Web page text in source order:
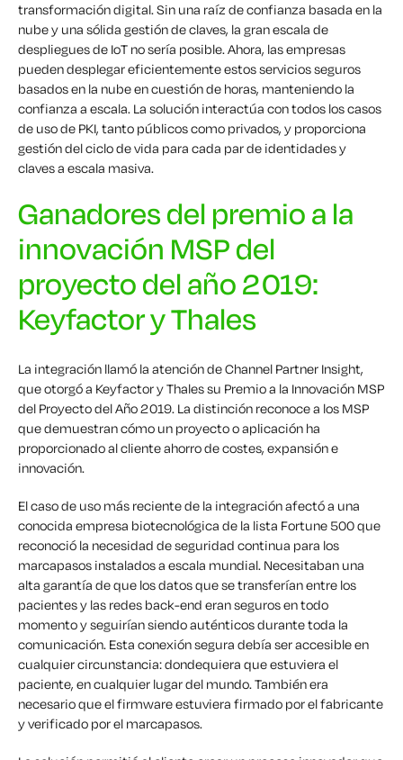
transformación digital. Sin una raíz de confianza basada en la
nube y una sólida gestión de claves, la gran escala de
despliegues de IoT no sería posible. Ahora, las empresas
pueden desplegar eficientemente estos servicios seguros
basados en la nube en cuestión de horas, manteniendo la
confianza a escala. La solución interactúa con todos los casos
de uso de PKI, tanto públicos como privados, y proporciona
gestión del ciclo de vida para cada par de identidades y
claves a escala masiva.
Ganadores del premio a la
innovación MSP del
proyecto del año 2019:
Keyfactor y Thales
La integración llamó la atención de Channel Partner Insight,
que otorgó a Keyfactor y Thales su Premio a la Innovación MSP
del Proyecto del Año 2019. La distinción reconoce a los MSP
que demuestran cómo un proyecto o aplicación ha
proporcionado al cliente ahorro de costes, expansión e
innovación.
El caso de uso más reciente de la integración afectó a una
conocida empresa biotecnológica de la lista Fortune 500 que
reconoció la necesidad de seguridad continua para los
marcapasos instalados a escala mundial. Necesitaban una
alta garantía de que los datos que se transferían entre los
pacientes y las redes back-end eran seguros en todo
momento y seguirían siendo auténticos durante toda la
comunicación. Esta conexión segura debía ser accesible en
cualquier circunstancia: dondequiera que estuviera el
paciente, en cualquier lugar del mundo. También era
necesario que el firmware estuviera firmado por el fabricante
y verificado por el marcapasos.